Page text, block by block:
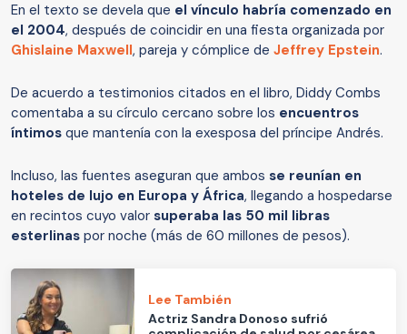
En el texto se devela que el vínculo habría comenzado en
el 2004, después de coincidir en una fiesta organizada por
Ghislaine Maxwell, pareja y cómplice de Jeffrey Epstein.
De acuerdo a testimonios citados en el libro, Diddy Combs
comentaba a su círculo cercano sobre los encuentros
íntimos que mantenía con la exesposa del príncipe Andrés.
Incluso, las fuentes aseguran que ambos se reunían en
hoteles de lujo en Europa y África, llegando a hospedarse
en recintos cuyo valor superaba las 50 mil libras
esterlinas por noche (más de 60 millones de pesos).
Lee También
Actriz Sandra Donoso sufrió